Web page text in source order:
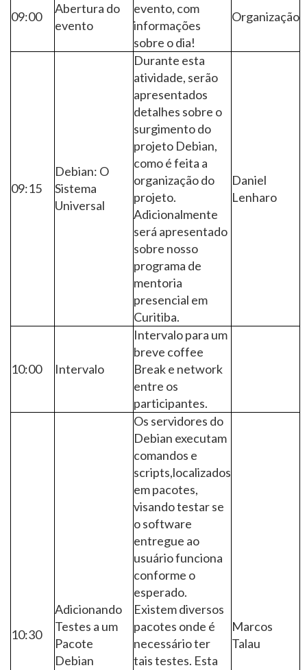
09:00
Abertura do
evento
evento, com
informações
sobre o dia!
Organização
09:15
Debian: O
Sistema
Universal
Durante esta
atividade, serão
apresentados
detalhes sobre o
surgimento do
projeto Debian,
como é feita a
organização do
projeto.
Adicionalmente
será apresentado
sobre nosso
programa de
mentoria
presencial em
Curitiba.
Daniel
Lenharo
10:00 Intervalo
Intervalo para um
breve coffee
Break e network
entre os
participantes.
10:30
Adicionando
Testes a um
Pacote
Debian
Os servidores do
Debian executam
comandos e
scripts,localizados
em pacotes,
visando testar se
o software
entregue ao
usuário funciona
conforme o
esperado.
Existem diversos
pacotes onde é
necessário ter
tais testes. Esta
Marcos
Talau